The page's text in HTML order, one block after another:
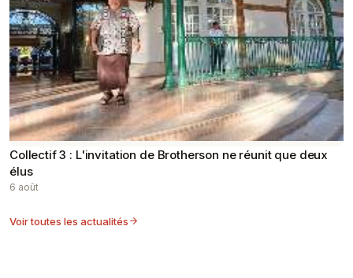
​Collectif 3 : L'invitation de Brotherson ne réunit que deux
élus
6 août
Voir toutes les actualités